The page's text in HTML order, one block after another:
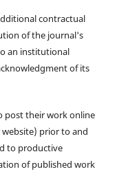
contractual
of the journal's
an institutional
of its
post their work online
prior to and
to productive
of published work